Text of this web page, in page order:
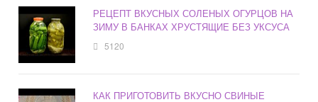
РЕЦЕПТ ВКУСНЫХ СОЛЕНЫХ ОГУРЦОВ НА
ЗИМУ В БАНКАХ ХРУСТЯЩИЕ БЕЗ УКСУСА
5120
КАК ПРИГОТОВИТЬ ВКУСНО СВИНЫЕ